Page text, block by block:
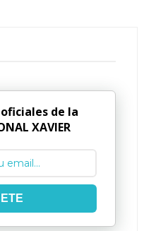
de la
XAVIER